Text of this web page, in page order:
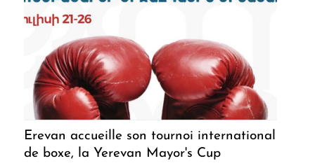
Erevan accueille son tournoi international
de boxe, la Yerevan Mayor's Cup